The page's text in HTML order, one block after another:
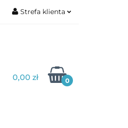
Strefa klienta
Dodaj zgłoszenie
Zgody cookies
0,00 zł 0